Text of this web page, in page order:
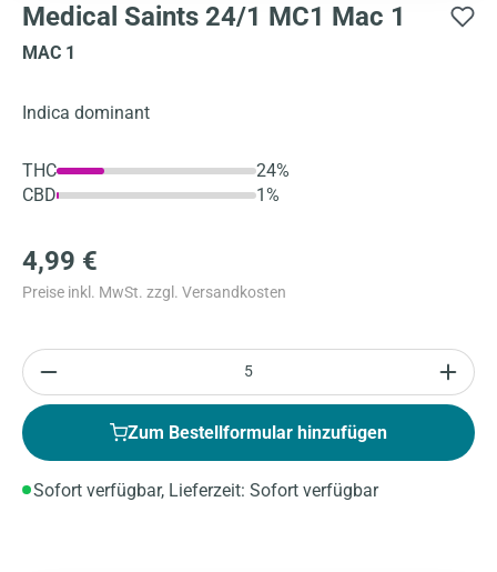
Medical Saints 24/1 MC1 Mac 1
MAC 1
Indica dominant
THC
24%
CBD
1%
4,99 €
Preise inkl. MwSt. zzgl. Versandkosten
Anzahl
Zum Bestellformular hinzufügen
Sofort verfügbar, Lieferzeit: Sofort verfügbar